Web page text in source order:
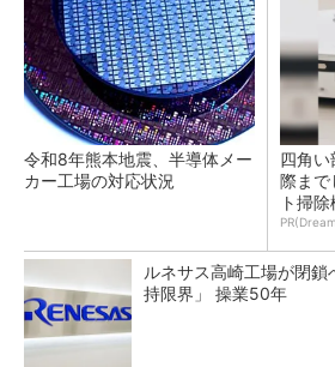
令和8年熊本地震、半導体メー
カー工場の対応状況
四角
際まで
ト掃除
ルネサス高崎工場が閉
持限界」 操業50年